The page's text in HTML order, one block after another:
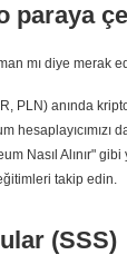
paraya
mı diye merak
PLN) anında
Nasıl Alınır"
takip edin.
(SSS)